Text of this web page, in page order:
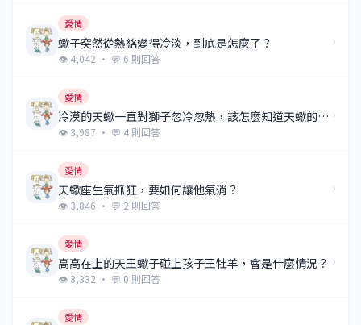
愛情
蠍子突然從熱絡變得冷淡，到底是怎麼了？
👁 4,042 · 💬 6 則回答
›
愛情
冷漠的天蠍一直對獅子忽冷忽熱，該怎麼知道天蠍的真正想法？
👁 3,987 · 💬 4 則回答
›
愛情
天蠍座生氣抓狂，要如何讓他氣消？
👁 3,846 · 💬 2 則回答
›
愛情
高高在上的天王蠍子碰上孩子王牡羊，會是什麼情況？
👁 3,332 · 💬 0 則回答
›
愛情